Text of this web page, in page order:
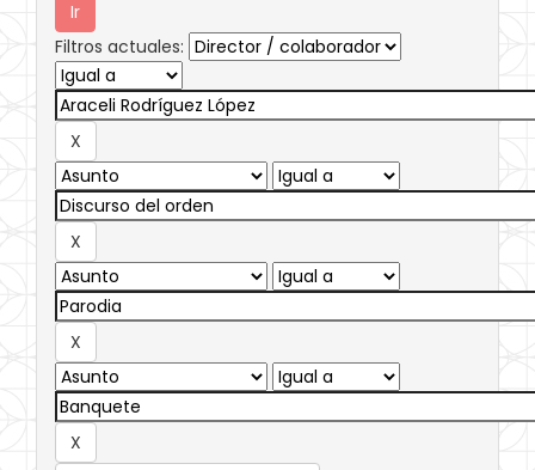
Filtros actuales: